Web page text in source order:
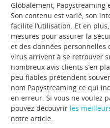
Globalement,
Son contenu est varié, son
facilite l’utilisation. Et en
mesures pour assurer la
et des données personnelles
virus arrivent à se retrouver
nombreux avis clients s’en
peu fiables prétendent
nom Papystreaming ce qui
en erreur. Si vous ne voulez
pouvez découvrir les
notre article.